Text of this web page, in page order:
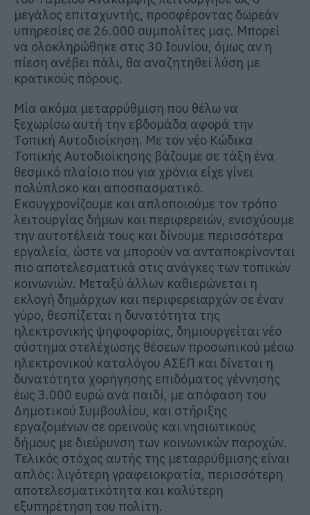
μεγάλος επιταχυντής, προσφέροντας δωρεάν
υπηρεσίες σε 26.000 συμπολίτες μας. Μπορεί
να ολοκληρώθηκε στις 30 Ιουνίου, όμως αν η
πίεση ανέβει πάλι, θα αναζητηθεί λύση με
κρατικούς πόρους.
Μία ακόμα μεταρρύθμιση που θέλω να
ξεχωρίσω αυτή την εβδομάδα αφορά την
Τοπική Αυτοδιοίκηση. Με τον νέο Κώδικα
Τοπικής Αυτοδιοίκησης βάζουμε σε τάξη ένα
θεσμικό πλαίσιο που για χρόνια είχε γίνει
πολύπλοκο και αποσπασματικό.
Εκσυγχρονίζουμε και απλοποιούμε τον τρόπο
λειτουργίας δήμων και περιφερειών, ενισχύουμε
την αυτοτέλειά τους και δίνουμε περισσότερα
εργαλεία, ώστε να μπορούν να ανταποκρίνονται
πιο αποτελεσματικά στις ανάγκες των τοπικών
κοινωνιών. Μεταξύ άλλων καθιερώνεται η
εκλογή δημάρχων και περιφερειαρχών σε έναν
γύρο, θεσπίζεται η δυνατότητα της
ηλεκτρονικής ψηφοφορίας, δημιουργείται νέο
σύστημα στελέχωσης θέσεων προσωπικού μέσω
ηλεκτρονικού καταλόγου ΑΣΕΠ και δίνεται η
δυνατότητα χορήγησης επιδόματος γέννησης
έως 3.000 ευρώ ανά παιδί, με απόφαση του
Δημοτικού Συμβουλίου, και στήριξης
εργαζομένων σε ορεινούς και νησιωτικούς
δήμους με διεύρυνση των κοινωνικών παροχών.
Τελικός στόχος αυτής της μεταρρύθμισης είναι
απλός: λιγότερη γραφειοκρατία, περισσότερη
αποτελεσματικότητα και καλύτερη
εξυπηρέτηση του πολίτη.